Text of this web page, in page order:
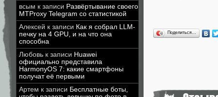
всым к записи Развёртывание своего
MTProxy Telegram со статистикой
Алексей к записи Как я собрал LLM-
печку на 4 GPU, и на что она
способна
Любовь к записи Huawei
официально представила
HarmonyOS 7: какие смартфоны
получат её первыми
Артем к записи Бесплатные боты,
Поделиться…